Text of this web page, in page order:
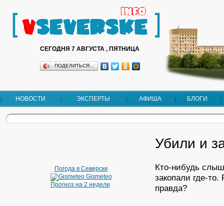
СЕГОДНЯ 7 АВГУСТА , ПЯТНИЦА
ПОДЕЛИТЬСЯ…
НОВОСТИ ЭКСПЕРТЫ АФИША БЛОГИ
Погода в Северске
Gismeteo
Прогноз на 2 недели
Убили и
Кто-нибудь
закопали где-
правда?